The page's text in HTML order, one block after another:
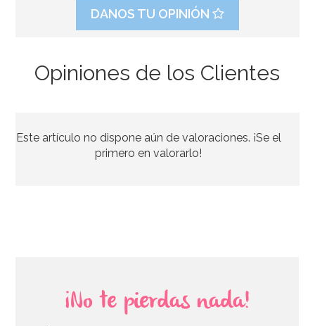
2,95€
DANOS TU OPINIÓN
Opiniones de los Clientes
Este artículo no dispone aún de valoraciones. ¡Se el
primero en valorarlo!
¡No te pierdas nada!